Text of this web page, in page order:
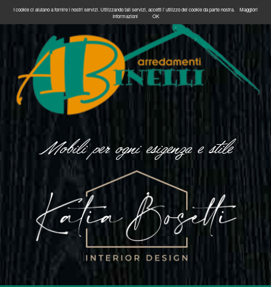
Mobili per ogni esigenza e stile
I cookie ci aiutano a fornire i nostri servizi. Utilizzando tali servizi, accetti l`utilizzo dei cookie da parte nostra.
Maggiori
Informazioni
OK